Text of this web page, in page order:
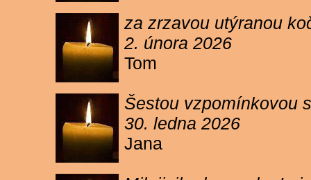
za zrzavou utýranou
2. února 2026
Tom
Šestou vzpomínkovou
30. ledna 2026
Jana